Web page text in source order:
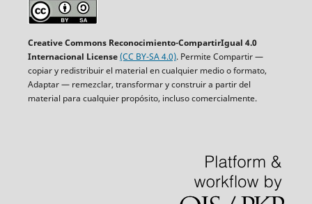
Creative Commons Reconocimiento-CompartirIgual 4.0
Internacional License(CC BY-SA 4.0). Permite Compartir —
copiar y redistribuir el material en cualquier medio o formato,
Adaptar — remezclar, transformar y construir a partir del
material para cualquier propósito, incluso comercialmente.